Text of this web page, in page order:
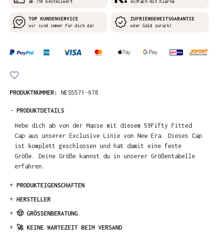
ab 75€ Bestellwert
einfach mit Klarna
TOP KUNDENSERVICE
wir sind immer für dich da!
ZUFRIENDEHEITSGARANTIE
oder Geld zurück!
PRODUKTNUMMER: NES5571-678
- PRODUKTDETAILS
Hebe dich ab von der Masse mit diesem 59Fifty Fitted
Cap aus unserer Exclusive Linie von New Era. Dieses Cap
ist komplett geschlossen und hat damit eine feste
Größe. Deine Größe kannst du in unserer Größentabelle
erfahren.
+ PRODUKTEIGENSCHAFTEN
+ HERSTELLER
+ 🤠 GRÖSSENBERATUNG
+ 🚀 KEINE WARTEZEIT BEIM VERSAND